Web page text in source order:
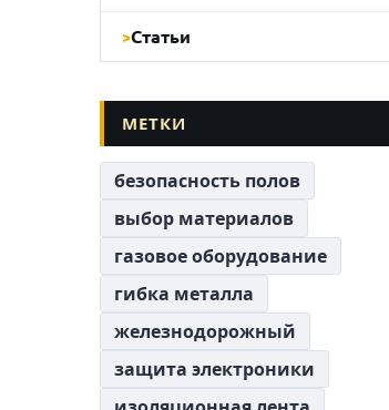
Статьи
МЕТКИ
безопасность полов
выбор материалов
газовое оборудование
гибка металла
железнодорожный
защита электроники